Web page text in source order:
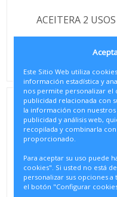
ACEITERA 2
Este Sitio Web utiliza
información estadística y
nos permite personalizar
publicidad relacionada con
la información con
publicidad y análisis web,
recopilada y combinarla
proporcionado.
Para aceptar su uso puede
cookies". Si usted no está
personalizar sus opciones
el botón "Configurar